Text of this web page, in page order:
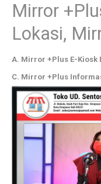
Mirror
Lokasi,
A. Mirror +Plus E-Kiosk
C. Mirror +Plus